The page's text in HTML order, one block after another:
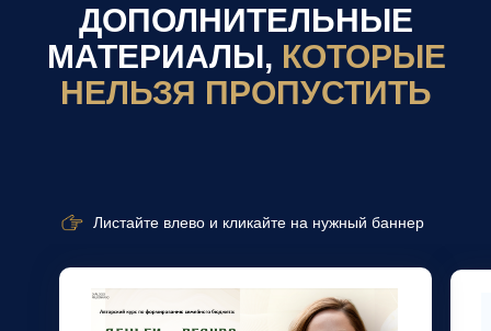
ДОПОЛНИТЕЛЬНЫЕ
МАТЕРИАЛЫ, КОТОРЫЕ
НЕЛЬЗЯ ПРОПУСТИТЬ
Листайте влево и кликайте на нужный баннер